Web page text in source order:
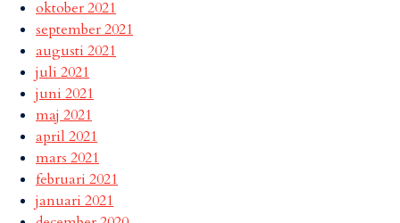
oktober 2021
september 2021
augusti 2021
juli 2021
juni 2021
maj 2021
april 2021
mars 2021
februari 2021
januari 2021